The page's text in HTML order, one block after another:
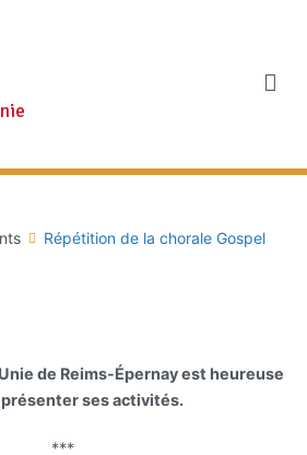
Répétition de la chorale Gospel
de Reims-Épernay est heureuse
ses activités.
***